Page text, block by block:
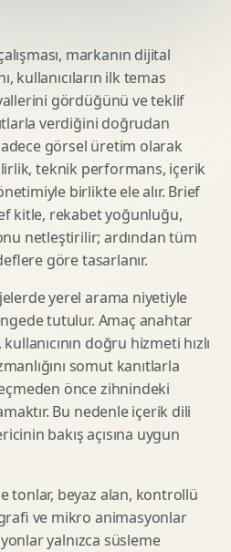
markanın dijital
kullanıcıların ilk temas
gördüğünü ve teklif
verdiğini doğrudan
görsel üretim olarak
teknik performans, içerik
birlikte ele alır. Brief
kitle, rekabet yoğunluğu,
netleştirilir; ardından tüm
göre tasarlanır.
yerel arama niyetiyle
tutulur. Amaç anahtar
doğru hizmeti hızlı
somut kanıtlarla
önce zihnindeki
Bu nedenle içerik dili
bakış açısına uygun
tonlar, beyaz alan, kontrollü
ve mikro animasyonlar
yalnızca süsleme